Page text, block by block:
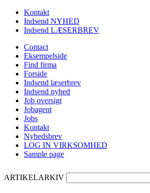
Kontakt
Indsend NYHED
Indsend LÆSERBREV
Contact
Eksempelside
Find firma
Forside
Indsend læserbrev
Indsend nyhed
Job oversigt
Jobagent
Jobs
Kontakt
Nyhedsbrev
LOG IN VIRKSOMHED
Sample page
ARTIKELARKIV